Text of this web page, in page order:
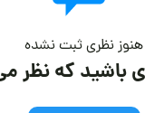
هنوز نظری ثبت نشده
باشید که نظر